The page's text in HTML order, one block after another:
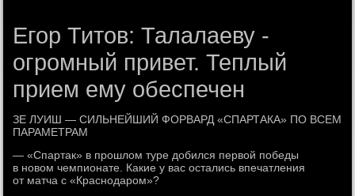
Егор Титов: Талалаеву -
огромный привет. Теплый
прием ему обеспечен
ЗЕ ЛУИШ — СИЛЬНЕЙШИЙ ФОРВАРД «СПАРТАКА» ПО ВСЕМ
ПАРАМЕТРАМ
— «Спартак» в прошлом туре добился первой победы
в новом чемпионате. Какие у вас остались впечатления
от матча с «Краснодаром»?